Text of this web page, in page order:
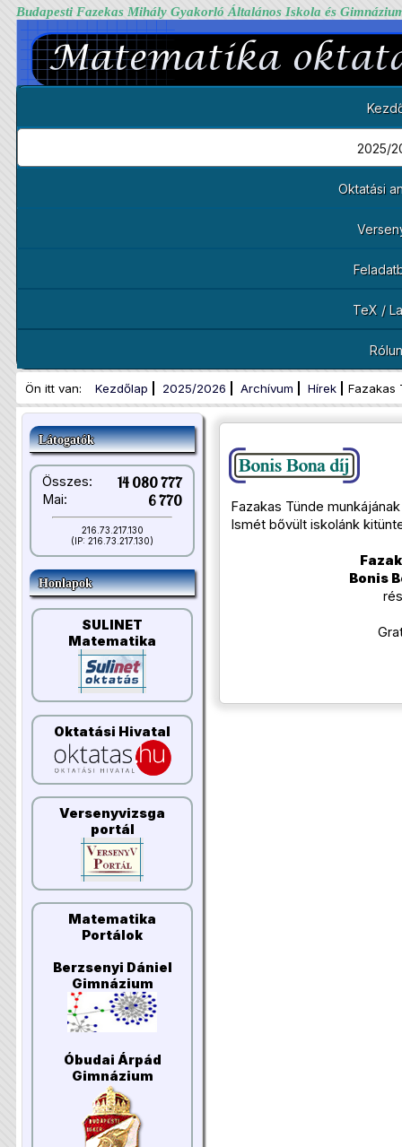
Budapesti Fazekas Mihály Gyakorló Általános Iskola és
2025/
Oktatási
TeX /
Ön itt van: Kezdőlap 2025/2026 Archívum Hírek Fazakas
Látogatók
Összes: 14 080 777
Mai: 6 770
216.73.217.130
(IP: 216.73.217.130)
Honlapok
SULINET
Matematika
Oktatási Hivatal
Versenyvizsga
portál
Matematika
Portálok
Berzsenyi Dániel
Gimnázium
Óbudai Árpád
Gimnázium
Fazakas Tünde
Ismét bővült iskolánk
Bonis